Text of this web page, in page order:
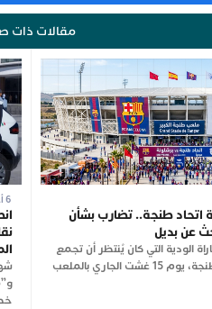
مقالات ذات
اتحاد طنجة.. تضارب بشأن
عن بديل
الودية التي كان يُنتظر أن تجمع
نادي برشلونة باتحاد طنجة، يوم 15 غشت الجاري بالملعب
6 أغسطس 2026